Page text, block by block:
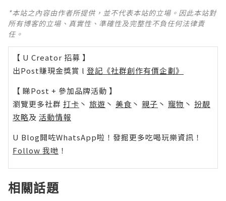
*本站之內容由作者所提供，並不代表本站的立場。因此本站對
所有博客的立場、真實性、準確性及完整性不負任何法律責
任。
【 U Creator 招募 】
出Post賺現金獎賞 l 登記《社群創作有價企劃》
【 睇Post + 參加品牌活動 】
瀏覽更多社群 打卡 丶 旅遊 丶 美食 丶 親子 丶 寵物 丶 扮靚
攻略及 活動情報
U Blog開咗WhatsApp啦！發掘更多吃喝玩樂資訊！
Follow 我哋 ！
相關話題